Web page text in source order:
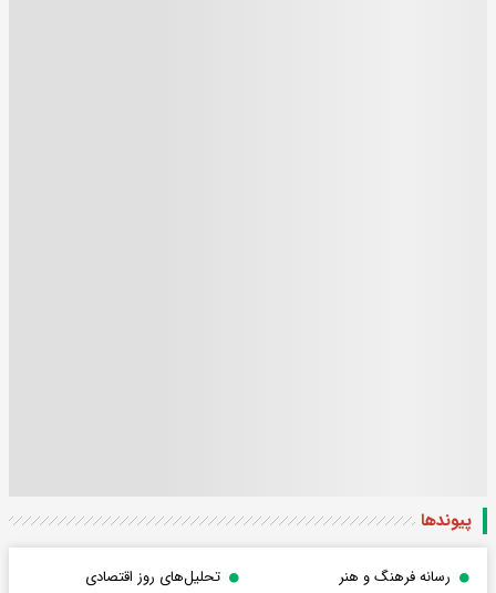
پیوندها
رسانه فرهنگ و هنر
تحلیل‌های روز اقتصادی